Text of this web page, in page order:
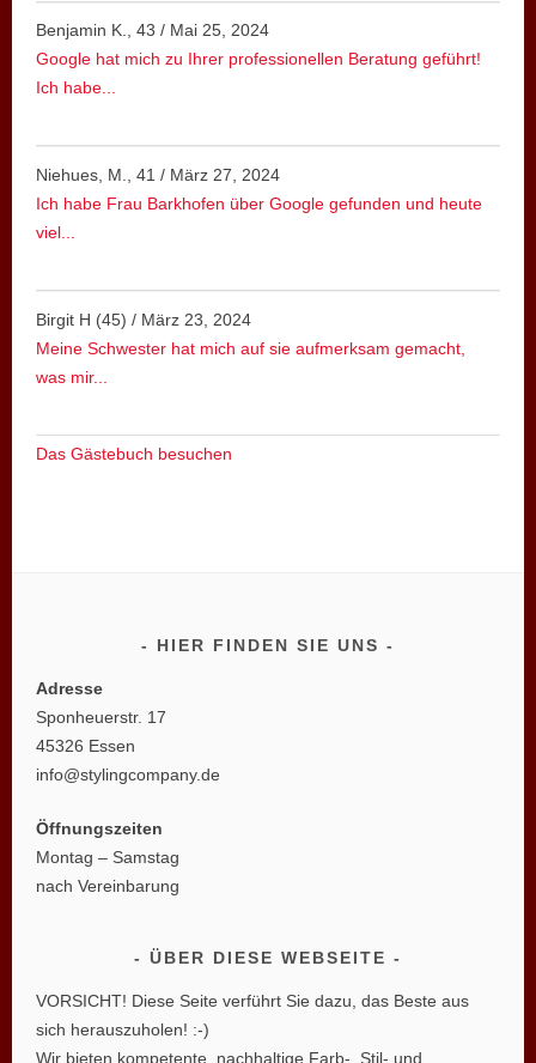
Benjamin K., 43 / Mai 25, 2024
Google hat mich zu Ihrer professionellen Beratung geführt!
Ich habe...
Niehues, M., 41 / März 27, 2024
Ich habe Frau Barkhofen über Google gefunden und heute
viel...
Birgit H (45) / März 23, 2024
Meine Schwester hat mich auf sie aufmerksam gemacht,
was mir...
Das Gästebuch besuchen
HIER FINDEN SIE UNS
Adresse
Sponheuerstr. 17
45326 Essen
info@stylingcompany.de
Öffnungszeiten
Montag – Samstag
nach Vereinbarung
ÜBER DIESE WEBSEITE
VORSICHT! Diese Seite verführt Sie dazu, das Beste aus
sich herauszuholen! :-)
Wir bieten kompetente, nachhaltige Farb-, Stil- und